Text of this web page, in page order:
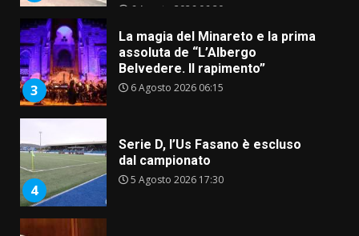
6 Agosto 2026 06:20
3
La magia del Minareto e la prima
assoluta de “L’Albergo
Belvedere. Il rapimento”
6 Agosto 2026 06:15
4
Serie D, l’Us Fasano è escluso
dal campionato
5 Agosto 2026 17:30